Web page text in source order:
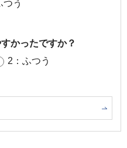
つう
かったですか？
2：ふつう